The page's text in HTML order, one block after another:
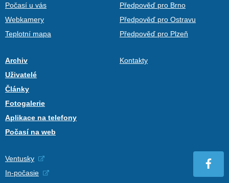
Počasí u vás
Webkamery
Teplotní mapa
Předpověď pro Brno
Předpověď pro Ostravu
Předpověď pro Plzeň
Archiv
Uživatelé
Články
Fotogalerie
Aplikace na telefony
Počasí na web
Kontakty
Ventusky
In-počasie